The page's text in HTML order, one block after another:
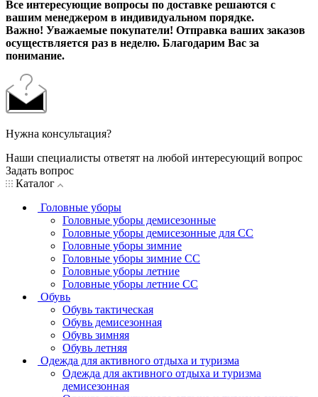
Все интересующие вопросы по доставке решаются с
вашим менеджером в индивидуальном порядке.
Важно! Уважаемые покупатели! Отправка ваших заказов
осуществляется раз в неделю. Благодарим Вас за
понимание.
Нужна консультация?
Наши специалисты ответят на любой интересующий вопрос
Задать вопрос
Каталог
Головные уборы
Головные уборы демисезонные
Головные уборы демисезонные для СС
Головные уборы зимние
Головные уборы зимние СС
Головные уборы летние
Головные уборы летние СС
Обувь
Обувь тактическая
Обувь демисезонная
Обувь зимняя
Обувь летняя
Одежда для активного отдыха и туризма
Одежда для активного отдыха и туризма
демисезонная